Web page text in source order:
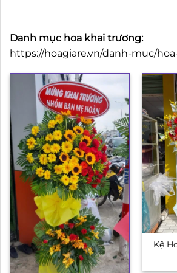
Danh mục hoa khai trương:
https://hoagiare.vn/danh-muc/
Kệ